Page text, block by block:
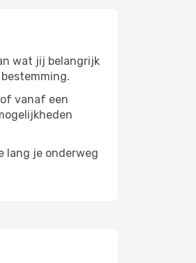
wat jij belangrijk
vanaf een
lang je onderweg